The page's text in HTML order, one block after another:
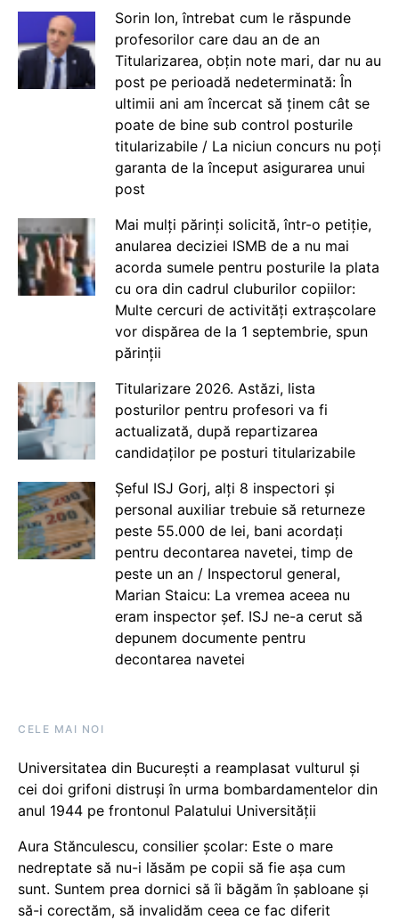
Sorin Ion, întrebat cum le răspunde
profesorilor care dau an de an
Titularizarea, obțin note mari, dar nu au
post pe perioadă nedeterminată: În
ultimii ani am încercat să ținem cât se
poate de bine sub control posturile
titularizabile / La niciun concurs nu poți
garanta de la început asigurarea unui
post
Mai mulți părinți solicită, într-o petiție,
anularea deciziei ISMB de a nu mai
acorda sumele pentru posturile la plata
cu ora din cadrul cluburilor copiilor:
Multe cercuri de activități extrașcolare
vor dispărea de la 1 septembrie, spun
părinții
Titularizare 2026. Astăzi, lista
posturilor pentru profesori va fi
actualizată, după repartizarea
candidaților pe posturi titularizabile
Șeful ISJ Gorj, alți 8 inspectori și
personal auxiliar trebuie să returneze
peste 55.000 de lei, bani acordați
pentru decontarea navetei, timp de
peste un an / Inspectorul general,
Marian Staicu: La vremea aceea nu
eram inspector șef. ISJ ne-a cerut să
depunem documente pentru
decontarea navetei
CELE MAI NOI
Universitatea din București a reamplasat vulturul și
cei doi grifoni distruși în urma bombardamentelor din
anul 1944 pe frontonul Palatului Universității
Aura Stănculescu, consilier școlar: Este o mare
nedreptate să nu-i lăsăm pe copii să fie așa cum
sunt. Suntem prea dornici să îi băgăm în șabloane și
să-i corectăm, să invalidăm ceea ce fac diferit